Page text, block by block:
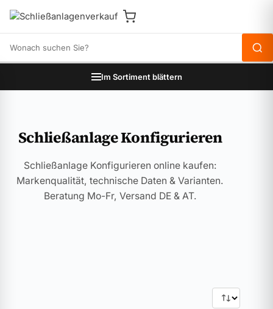
Im Sortiment blättern
Schließanlage Konfigurieren
Schließanlage Konfigurieren online kaufen:
Markenqualität, technische Daten & Varianten.
Beratung Mo-Fr, Versand DE & AT.